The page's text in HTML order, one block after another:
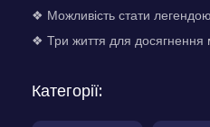
❖ Можливість стати
❖ Три життя для досягнення
Категорії: